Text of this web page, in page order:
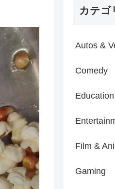
カテゴ
Autos &
Comedy
Education
Film &
Gaming